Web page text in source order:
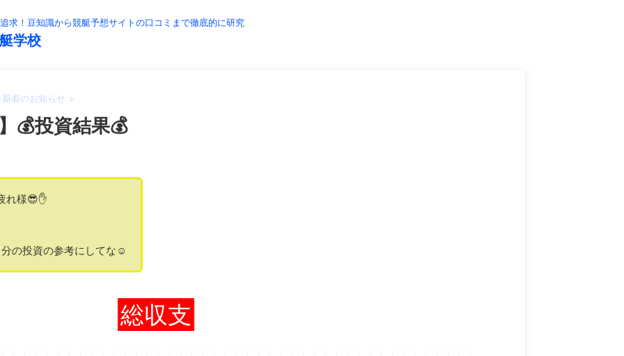
求！豆知識から競艇予想サイトの口コミまで徹底的に研究
学校
新着のお知らせ >
💰投資結果💰
れ様😎✋
の投資の参考にしてな☺️
総収支